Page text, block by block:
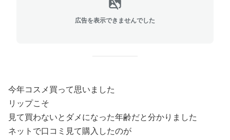
広告を表示できませんでした
今年コスメ買って思いました
リップこそ
見て買わないとダメになった年齢だと分かりました
ネットで口コミ見て購入したのが